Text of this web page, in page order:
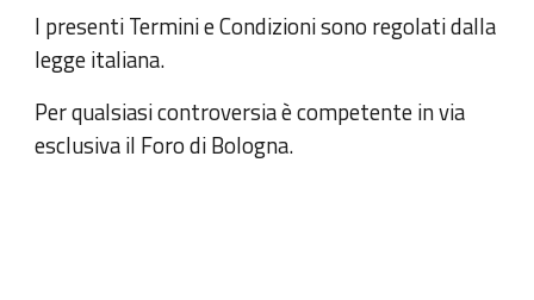
I presenti Termini e Condizioni sono regolati dalla
legge italiana.
Per qualsiasi controversia è competente in via
esclusiva il Foro di Bologna.